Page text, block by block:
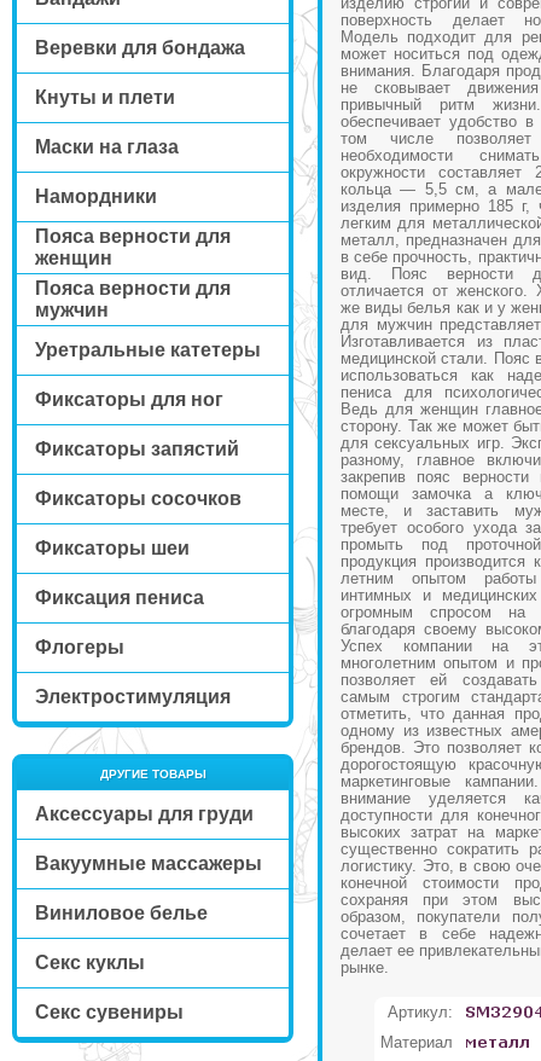
Веревки для бондажа
Кнуты и плети
Маски на глаза
Намордники
Пояса верности для
женщин
Пояса верности для
мужчин
Уретральные катетеры
Фиксаторы для ног
Фиксаторы запястий
Фиксаторы сосочков
Фиксаторы шеи
Фиксация пениса
Флогеры
Электростимуляция
ДРУГИЕ ТОВАРЫ
Аксессуары для груди
Вакуумные массажеры
Виниловое белье
Секс куклы
Секс сувениры
поверхность делает
Модель подходит для
может носиться под
внимания. Благодаря
не сковывает
привычный ритм
обеспечивает удобство
том числе
необходимости
окружности
кольца — 5,5 см, а
изделия примерно 185 г,
легким для
металл, предназначен
в себе прочность,
вид. Пояс верности
отличается от женского.
же виды белья как и у
для мужчин
Изготавливается из
медицинской стали. Пояс
использоваться как
пениса для
Ведь для женщин
сторону. Так же может
для сексуальных игр.
разному, главное
закрепив пояс
помощи замочка а
месте, и заставить
требует особого ухода
промыть под
продукция
летним опытом
интимных и
огромным спросом
благодаря своему
Успех компании на
многолетним опытом и
позволяет ей
самым строгим
отметить, что данная
одному из известных
брендов. Это позволяет
дорогостоящую
маркетинговые
внимание уделяется
доступности для
высоких затрат на
существенно сократить
логистику. Это, в свою
конечной стоимости
сохраняя при этом
образом, покупатели
сочетает в себе
делает ее
рынке.
Артикул:
Материал